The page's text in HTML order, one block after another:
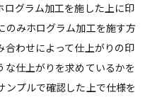
グラム加工を施した上に印
のみホログラム加工を施す方
わせによって仕上がりの印
仕上がりを求めているかを
ンプルで確認した上で仕様を